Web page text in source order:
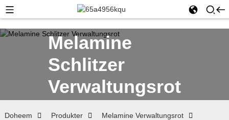
Melamine
Schlitzer
Verwaltungsrot
Doheem Produkter
Melamine Verwaltungsrot